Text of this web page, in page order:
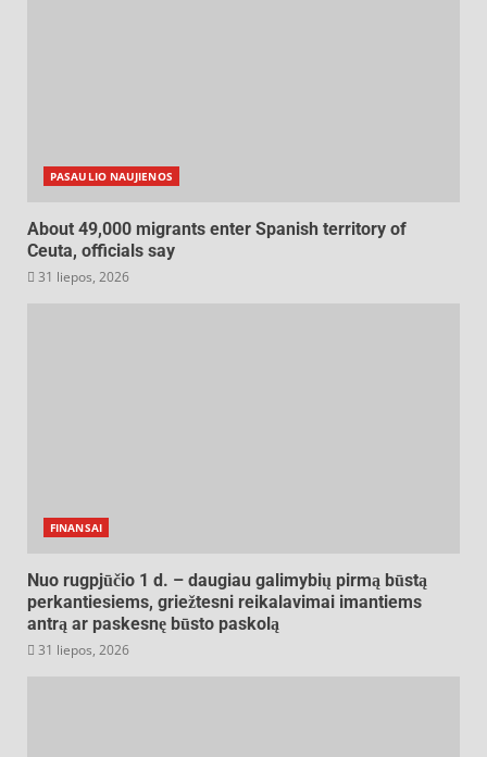
PASAULIO NAUJIENOS
About 49,000 migrants enter Spanish territory of
Ceuta, officials say
31 liepos, 2026
FINANSAI
Nuo rugpjūčio 1 d. – daugiau galimybių pirmą būstą
perkantiesiems, griežtesni reikalavimai imantiems
antrą ar paskesnę būsto paskolą
31 liepos, 2026